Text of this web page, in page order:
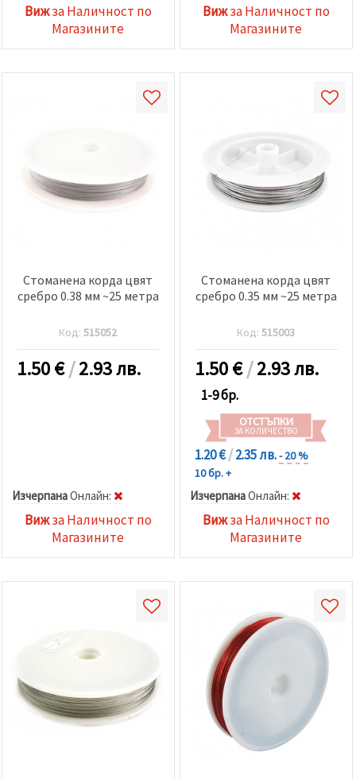
Вижза Наличност по
Магазините
Вижза Наличност по
Магазините
Стоманена корда цвят
сребро 0.38 мм ~25 метра
Код:515052
1.50€/2.93 лв.
ИзчерпанаOнлайн:
Вижза Наличност по
Магазините
Стоманена корда цвят
сребро 0.35 мм ~25 метра
Код:515003
1.50€/2.93 лв.
1-9 бр.
ОТСТЪПКИ
ЗА КОЛИЧЕСТВО
1.20 €/2.35 лв.- 20 %
10 бр. +
ИзчерпанаOнлайн:
Вижза Наличност по
Магазините